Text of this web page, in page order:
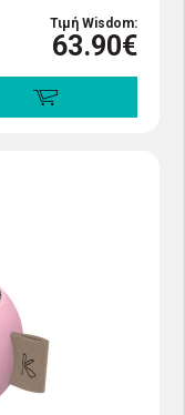
Τιμή Wisdom:
63.90€